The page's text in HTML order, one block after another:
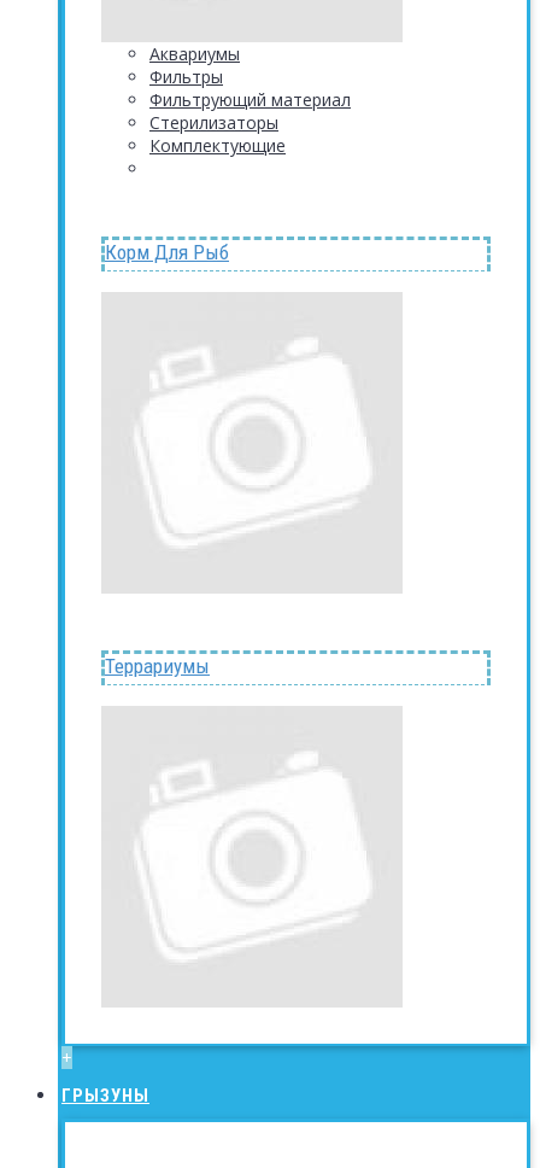
Аквариумы
Фильтры
Фильтрующий материал
Стерилизаторы
Комплектующие
Корм Для Рыб
Террариумы
+
ГРЫЗУНЫ